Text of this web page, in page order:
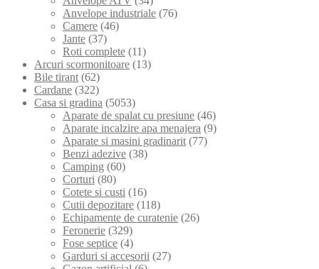
Anvelope industriale (76)
Camere (46)
Jante (37)
Roti complete (11)
Arcuri scormonitoare (13)
Bile tirant (62)
Cardane (322)
Casa si gradina (5053)
Aparate de spalat cu presiune (46)
Aparate incalzire apa menajera (9)
Aparate si masini gradinarit (77)
Benzi adezive (38)
Camping (60)
Corturi (80)
Cotete si custi (16)
Cutii depozitare (118)
Echipamente de curatenie (26)
Feronerie (329)
Fose septice (4)
Garduri si accesorii (27)